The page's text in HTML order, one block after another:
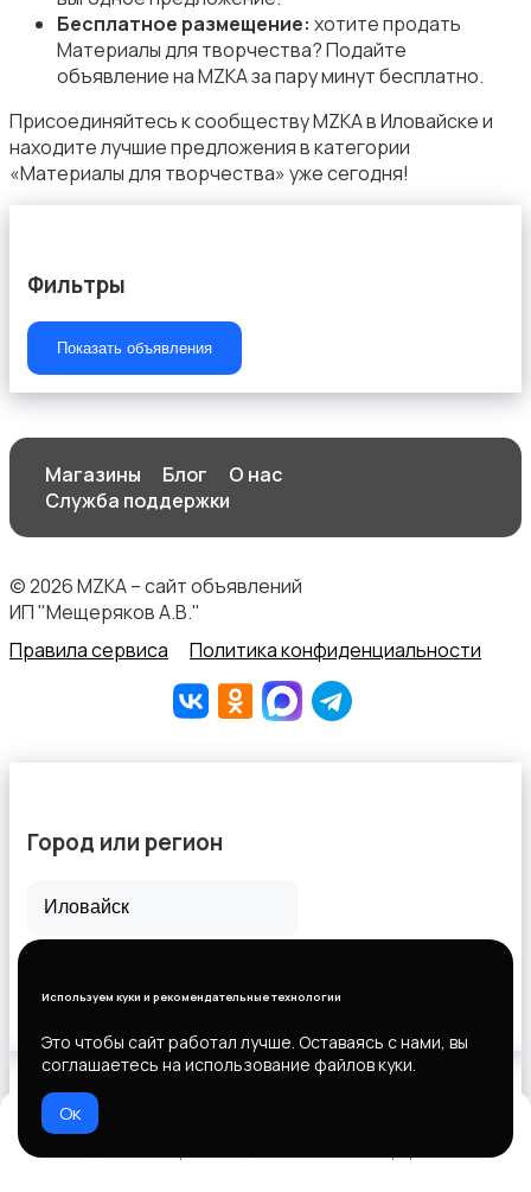
Бесплатное размещение: хотите продать
Материалы для творчества? Подайте
объявление на MZKA за пару минут бесплатно.
Присоединяйтесь к сообществу MZKA в Иловайске и
находите лучшие предложения в категории
«Материалы для творчества» уже сегодня!
Фильтры
Показать объявления
Магазины Блог
О нас
Служба поддержки
© 2026 MZKA – сайт объявлений
ИП "Мещеряков А.В."
Правила сервиса
Политика конфиденциальности
Используем куки и рекомендательные технологии
Это чтобы сайт работал лучше. Оставаясь с нами, вы
соглашаетесь на использование файлов куки.
Ок
Город или регион
Все города
Выберите способ оплаты